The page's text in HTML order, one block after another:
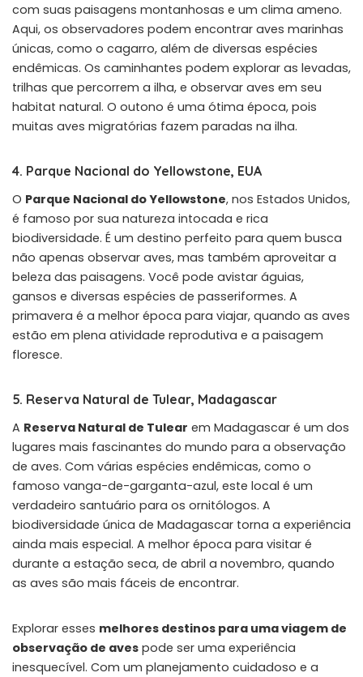
com suas paisagens montanhosas e um clima ameno.
Aqui, os observadores podem encontrar aves marinhas
únicas, como o cagarro, além de diversas espécies
endêmicas. Os caminhantes podem explorar as levadas,
trilhas que percorrem a ilha, e observar aves em seu
habitat natural. O outono é uma ótima época, pois
muitas aves migratórias fazem paradas na ilha.
4. Parque Nacional do Yellowstone, EUA
O Parque Nacional do Yellowstone, nos Estados Unidos,
é famoso por sua natureza intocada e rica
biodiversidade. É um destino perfeito para quem busca
não apenas observar aves, mas também aproveitar a
beleza das paisagens. Você pode avistar águias,
gansos e diversas espécies de passeriformes. A
primavera é a melhor época para viajar, quando as aves
estão em plena atividade reprodutiva e a paisagem
floresce.
5. Reserva Natural de Tulear, Madagascar
A Reserva Natural de Tulear em Madagascar é um dos
lugares mais fascinantes do mundo para a observação
de aves. Com várias espécies endêmicas, como o
famoso vanga-de-garganta-azul, este local é um
verdadeiro santuário para os ornitólogos. A
biodiversidade única de Madagascar torna a experiência
ainda mais especial. A melhor época para visitar é
durante a estação seca, de abril a novembro, quando
as aves são mais fáceis de encontrar.
Explorar esses melhores destinos para uma viagem de
observação de aves pode ser uma experiência
inesquecível. Com um planejamento cuidadoso e a